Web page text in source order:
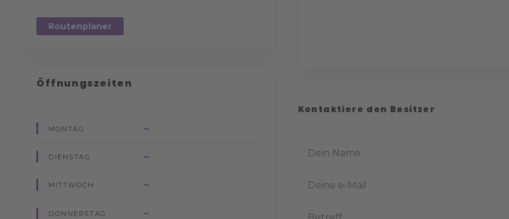
Routenplaner
Öffnungszeiten
MONTAG –
DIENSTAG –
MITTWOCH –
DONNERSTAG –
Kontaktiere den Besitzer